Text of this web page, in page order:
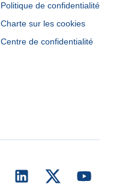
Politique de confidentialité
Charte sur les cookies
Centre de confidentialité